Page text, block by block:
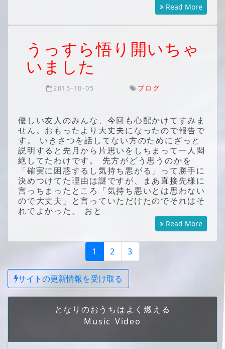
Read More
うっすら悟り開いちゃ
いました
2015-10-05 ブログ
優しい友人のみんな、今回も心配かけてすみま
せん。おもったより大丈夫になったので報告で
す。 いきさつを話してない方のためにざっと
説明すると先月から片思いをしちまって一人悶
絶してたわけです。 先方がどう思うのかを
「確実に困惑するし気持ち悪がる」って勝手に
決めつけてた理由は謎ですが、まあ直接先様に
言っちまったところ「気持ち悪いとは思わない
ので大丈夫」と言っていただけたのでそれはそ
れでよかった。 おと
Read More
1 2 3
サイトの更新情報を受け取る
となりのおうちはよく燃える
Music Video